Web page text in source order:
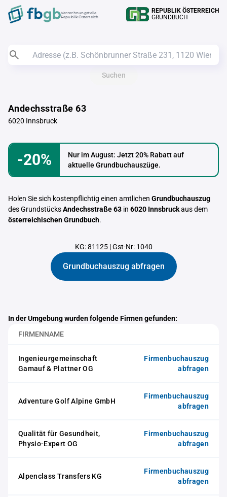
Verrechnungstelle
Republik Österreich
REPUBLIK ÖSTERREICH
GRUNDBUCH
Suchen
Andechsstraße 63
6020 Innsbruck
-20%
Nur im August: Jetzt 20% Rabatt auf
aktuelle Grundbuchauszüge.
Holen Sie sich kostenpflichtig einen amtlichen Grundbuchauszug
des GrundstücksAndechsstraße 63 in 6020 Innsbruckaus dem
österreichischen Grundbuch.
KG: 81125|Gst-Nr: 1040
Grundbuchauszug abfragen
In der Umgebung wurden folgende Firmen gefunden:
FIRMENNAME
Ingenieurgemeinschaft
Gamauf & Plattner OG
Firmenbuchauszug
abfragen
Adventure Golf Alpine GmbH
Firmenbuchauszug
abfragen
Qualität für Gesundheit,
Physio-Expert OG
Firmenbuchauszug
abfragen
Alpenclass Transfers KG
Firmenbuchauszug
abfragen